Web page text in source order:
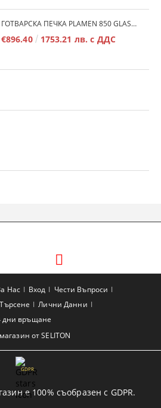
ГОТВАРСКА ПЕЧКА PLAMEN 850 GLAS 11KW
€896.40 1753.21 лв. с ДДС
от SELITON
Нас Вход
Чести Въпроси
Търсене
Лични Данни
дни връщане
GDPR
е 100% съобразен с GDPR.